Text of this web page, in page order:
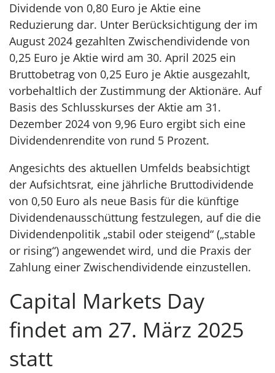
Dividende von 0,80 Euro je Aktie eine
Reduzierung dar. Unter Berücksichtigung der im
August 2024 gezahlten Zwischendividende von
0,25 Euro je Aktie wird am 30. April 2025 ein
Bruttobetrag von 0,25 Euro je Aktie ausgezahlt,
vorbehaltlich der Zustimmung der Aktionäre. Auf
Basis des Schlusskurses der Aktie am 31.
Dezember 2024 von 9,96 Euro ergibt sich eine
Dividendenrendite von rund 5 Prozent.
Angesichts des aktuellen Umfelds beabsichtigt
der Aufsichtsrat, eine jährliche Bruttodividende
von 0,50 Euro als neue Basis für die künftige
Dividendenausschüttung festzulegen, auf die die
Dividendenpolitik „stabil oder steigend“ („stable
or rising“) angewendet wird, und die Praxis der
Zahlung einer Zwischendividende einzustellen.
Capital Markets Day
findet am 27. März 2025
statt